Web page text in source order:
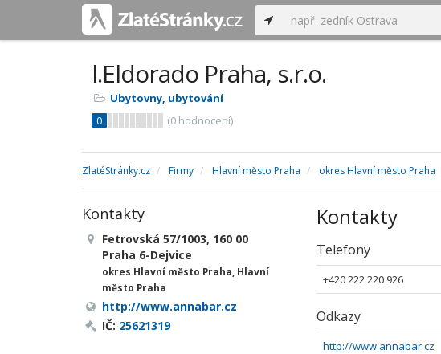
l.Eldorado Praha, s.r.o.
Ubytovny, ubytování
0
(0 hodnocení)
ZlatéStránky.cz Firmy Hlavní město Praha okres Hlavní město Praha
Kontakty
Telefony
+420 222 220 926
Odkazy
http://www.annabar.cz
Kontakty
Fetrovská 57/1003, 160 00
Praha 6-Dejvice
okres Hlavní město Praha, Hlavní
město Praha
http://www.annabar.cz
IČ: 25621319